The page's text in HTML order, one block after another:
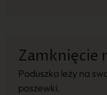
Zamknięcie
Poduszka leży na
poszewki.